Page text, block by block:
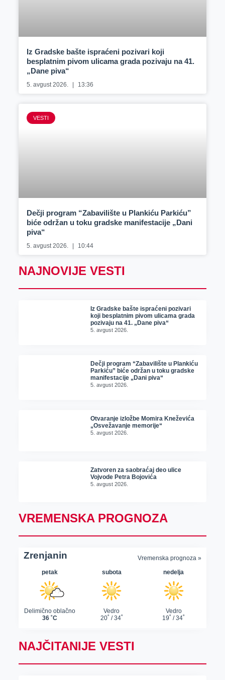
Iz Gradske bašte ispraćeni pozivari koji
besplatnim pivom ulicama grada pozivaju na 41.
„Dane piva“
5. avgust 2026. 13:36
VESTI
Dečji program “Zabavilište u Plankiću Parkiću”
biće održan u toku gradske manifestacije „Dani
piva“
5. avgust 2026. 10:44
NAJNOVIJE VESTI
Iz Gradske bašte ispraćeni pozivari
koji besplatnim pivom ulicama grada
pozivaju na 41. „Dane piva“
5. avgust 2026.
Dečji program “Zabavilište u Plankiću
Parkiću” biće održan u toku gradske
manifestacije „Dani piva“
5. avgust 2026.
Otvaranje izložbe Momira Kneževića
„Osvežavanje memorije“
5. avgust 2026.
Zatvoren za saobraćaj deo ulice
Vojvode Petra Bojovića
5. avgust 2026.
VREMENSKA PROGNOZA
NAJČITANIJE VESTI